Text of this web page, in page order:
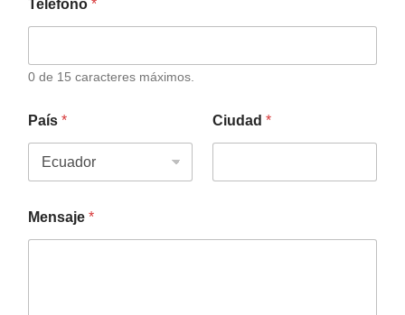
Teléfono *
0 de 15 caracteres máximos.
País * Ciudad *
Mensaje *